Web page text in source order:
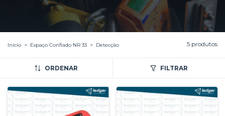
Início > Espaço Confiado NR 33 > Detecção 5 produtos
ORDENAR FILTRAR